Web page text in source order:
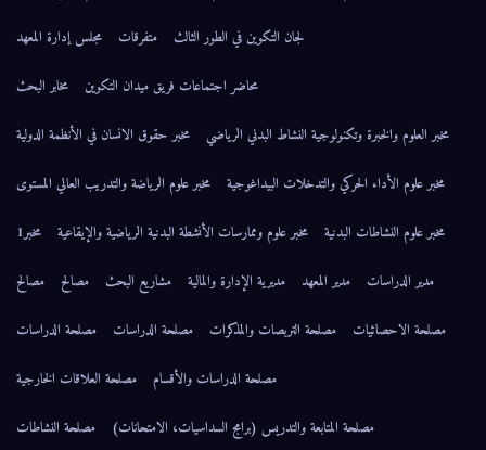
لجان التكوين في الطور الثالث
متفرقات
مجلس إدارة المعهد
محاضر اجتماعات فريق ميدان التكوين
مخابر البحث
مخبر العلوم والخبرة وتكنولوجية النشاط البدني الرياضي
مخبر حقوق الانسان في الأنظمة الدولية
مخبر علوم الأداء الحركي والتدخلات البيداغوجية
مخبر علوم الرياضة والتدريب العالي المستوى
مخبر علوم النشاطات البدنية
مخبر علوم وممارسات الأنشطة البدنية الرياضية والإيقاعية
مخبر1
مدير الدراسات
مدير المعهد مديرية الإدارة والمالية مشاريع البحث مصالح
مصالح
مصلحة الاحصائيات
مصلحة التربصات والمذكرات مصلحة الدراسات
مصلحة الدراسات
مصلحة الدراسات والأقسام
مصلحة العلاقات الخارجية
مصلحة المتابعة والتدريس (برامج السداسيات، الامتحانات)
مصلحة النشاطات